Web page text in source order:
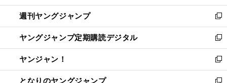
開
く
ウ
で
開
く
ン
ド
ウ
で
開
く
ウ
ィ
ン
ド
ウ
で
開
く
週刊ヤングジャンプ
新
し
い
ウ
ィ
ン
ヤングジャンプ定期購読デジタル
新
し
い
ウ
ヤンジャン！
新
し
となりのヤングジャンプ